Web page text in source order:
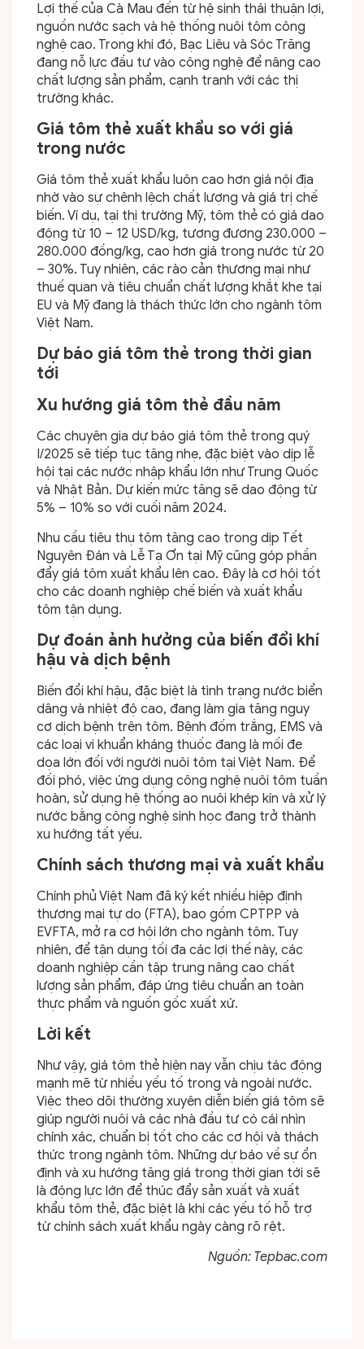
Lợi thế của Cà Mau đến từ hệ sinh thái thuận lợi,
nguồn nước sạch và hệ thống nuôi tôm công
nghệ cao. Trong khi đó, Bạc Liêu và Sóc Trăng
đang nỗ lực đầu tư vào công nghệ để nâng cao
chất lượng sản phẩm, cạnh tranh với các thị
trường khác.
Giá tôm thẻ xuất khẩu so với giá
trong nước
Giá tôm thẻ xuất khẩu luôn cao hơn giá nội địa
nhờ vào sự chênh lệch chất lượng và giá trị chế
biến. Ví dụ, tại thị trường Mỹ, tôm thẻ có giá dao
động từ 10 – 12 USD/kg, tương đương 230.000 –
280.000 đồng/kg, cao hơn giá trong nước từ 20
– 30%. Tuy nhiên, các rào cản thương mại như
thuế quan và tiêu chuẩn chất lượng khắt khe tại
EU và Mỹ đang là thách thức lớn cho ngành tôm
Việt Nam.
Dự báo giá tôm thẻ trong thời gian
tới
Xu hướng giá tôm thẻ đầu năm
Các chuyên gia dự báo giá tôm thẻ trong quý
I/2025 sẽ tiếp tục tăng nhẹ, đặc biệt vào dịp lễ
hội tại các nước nhập khẩu lớn như Trung Quốc
và Nhật Bản. Dự kiến mức tăng sẽ dao động từ
5% – 10% so với cuối năm 2024.
Nhu cầu tiêu thụ tôm tăng cao trong dịp Tết
Nguyên Đán và Lễ Tạ Ơn tại Mỹ cũng góp phần
đẩy giá tôm xuất khẩu lên cao. Đây là cơ hội tốt
cho các doanh nghiệp chế biến và xuất khẩu
tôm tận dụng.
Dự đoán ảnh hưởng của biến đổi khí
hậu và dịch bệnh
Biến đổi khí hậu, đặc biệt là tình trạng nước biển
dâng và nhiệt độ cao, đang làm gia tăng nguy
cơ dịch bệnh trên tôm. Bệnh đốm trắng, EMS và
các loại vi khuẩn kháng thuốc đang là mối đe
dọa lớn đối với người nuôi tôm tại Việt Nam. Để
đối phó, việc ứng dụng công nghệ nuôi tôm tuần
hoàn, sử dụng hệ thống ao nuôi khép kín và xử lý
nước bằng công nghệ sinh học đang trở thành
xu hướng tất yếu.
Chính sách thương mại và xuất khẩu
Chính phủ Việt Nam đã ký kết nhiều hiệp định
thương mại tự do (FTA), bao gồm CPTPP và
EVFTA, mở ra cơ hội lớn cho ngành tôm. Tuy
nhiên, để tận dụng tối đa các lợi thế này, các
doanh nghiệp cần tập trung nâng cao chất
lượng sản phẩm, đáp ứng tiêu chuẩn an toàn
thực phẩm và nguồn gốc xuất xứ.
Lời kết
Như vậy, giá tôm thẻ hiện nay vẫn chịu tác động
mạnh mẽ từ nhiều yếu tố trong và ngoài nước.
Việc theo dõi thường xuyên diễn biến giá tôm sẽ
giúp người nuôi và các nhà đầu tư có cái nhìn
chính xác, chuẩn bị tốt cho các cơ hội và thách
thức trong ngành tôm. Những dự báo về sự ổn
định và xu hướng tăng giá trong thời gian tới sẽ
là động lực lớn để thúc đẩy sản xuất và xuất
khẩu tôm thẻ, đặc biệt là khi các yếu tố hỗ trợ
từ chính sách xuất khẩu ngày càng rõ rệt.
Nguồn: Tepbac.com